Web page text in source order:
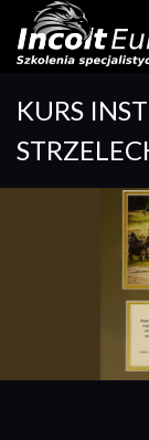
content
KURS